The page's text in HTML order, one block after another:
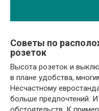
Советы по
розеток
Высота розеток и
в плане удобства,
Несчастному
больше предпочтений. И